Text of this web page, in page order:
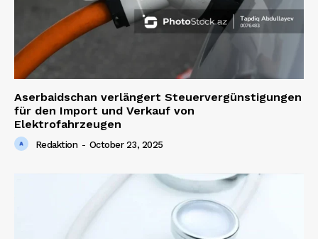
News Week
Magazine PRO
Aserbaidschan verlängert Steuervergünstigungen
für den Import und Verkauf von
Elektrofahrzeugen
Redaktion - October 23, 2025